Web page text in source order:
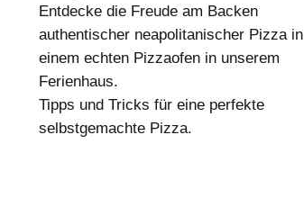
Entdecke die Freude am Backen
authentischer neapolitanischer Pizza in
einem echten Pizzaofen in unserem
Ferienhaus.
Tipps und Tricks für eine perfekte
selbstgemachte Pizza.